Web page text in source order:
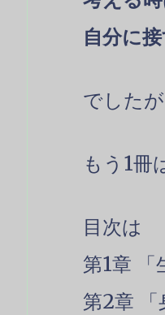
自分に
でした
もう1冊
目次は
第1章
第2章